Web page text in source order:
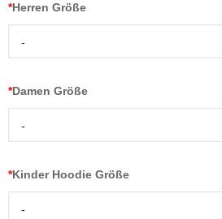
*Herren Größe
-
*Damen Größe
-
*Kinder Hoodie Größe
-